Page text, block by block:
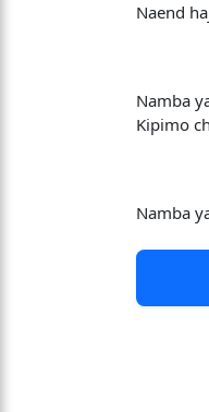
Naend
Namba
Kipimo
Namba